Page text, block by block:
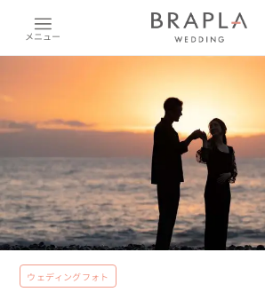
メニュー
ウェディングフォト